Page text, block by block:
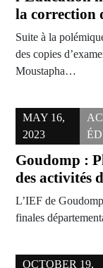
la correction
Suite à la
des copies
Moustapha…
MAY 16,
2023
Goudomp :
des activités
L’IEF de
finales
OCTOBER 19,